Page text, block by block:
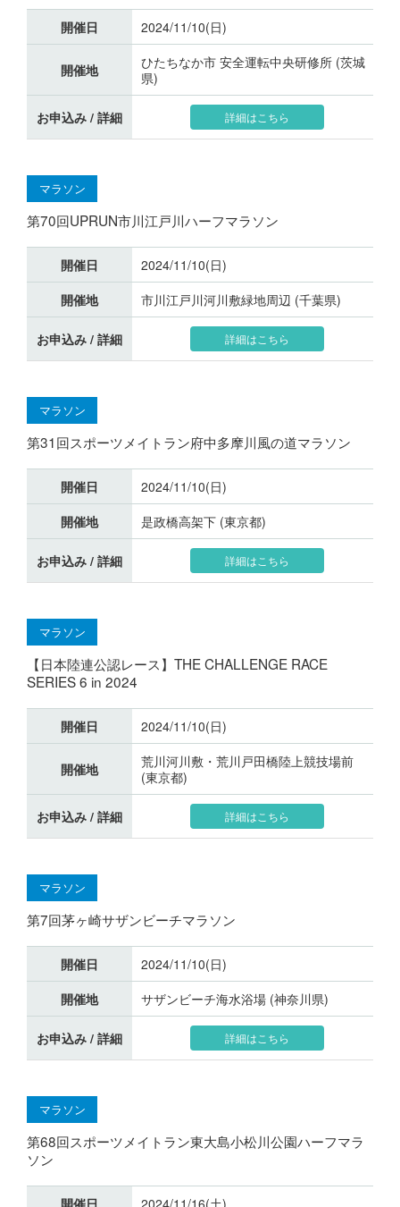
開催日 2024/11/10(日)
開催地
ひたちなか市 安全運転中央研修所 (茨城
県)
お申込み / 詳細 詳細はこちら
マラソン
第70回UPRUN市川江戸川ハーフマラソン
開催日
2024/11/10(日)
開催地
市川江戸川河川敷緑地周辺 (千葉県)
お申込み / 詳細 詳細はこちら
マラソン
第31回スポーツメイトラン府中多摩川風の道マラソン
開催日
2024/11/10(日)
開催地
是政橋高架下 (東京都)
お申込み / 詳細 詳細はこちら
マラソン
【日本陸連公認レース】THE CHALLENGE RACE
SERIES 6 in 2024
開催日 2024/11/10(日)
開催地
荒川河川敷・荒川戸田橋陸上競技場前
(東京都)
お申込み / 詳細 詳細はこちら
マラソン
第7回茅ヶ崎サザンビーチマラソン
開催日
2024/11/10(日)
開催地
サザンビーチ海水浴場 (神奈川県)
お申込み / 詳細 詳細はこちら
マラソン
第68回スポーツメイトラン東大島小松川公園ハーフマラ
ソン
開催日
2024/11/16(土)